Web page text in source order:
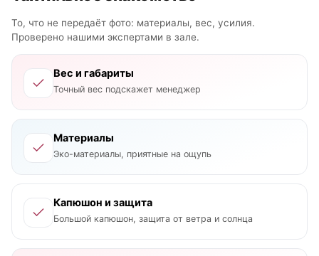
То, что не передаёт фото: материалы, вес, усилия.
Проверено нашими экспертами в зале.
Вес и габариты
Точный вес подскажет менеджер
Материалы
Эко-материалы, приятные на ощупь
Капюшон и защита
Большой капюшон, защита от ветра и солнца